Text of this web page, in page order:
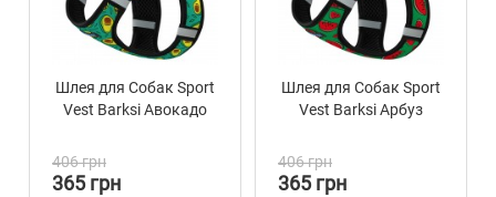
Шлея для Собак Sport
Vest Barksi Авокадо
406 грн
365 грн
Шлея для Собак Sport
Vest Barksi Арбуз
406 грн
365 грн